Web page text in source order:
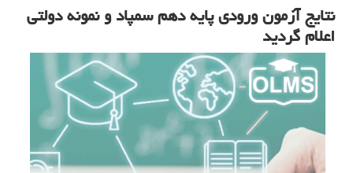
نتایج آزمون ورودی پایه دهم سمپاد و نمونه دولتی
اعلام گردید